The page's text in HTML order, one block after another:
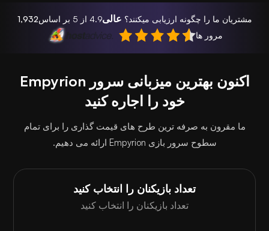
مشتریان ما را چگونه ارزیابی میکنند؟ عالی4.9 از 5 بر اساس
1,932
مرور ها
اکنون بهترین میزبانی سرور Empyrion
خود را اجاره کنید
ما مقرون به صرفه ترین طرح های قیمت گذاری را برای تمام
سطوح سرور بازی Empyrion ارائه می دهیم.
تعداد بازیکنان را انتخاب کنید
تعداد بازیکنان را انتخاب کنید